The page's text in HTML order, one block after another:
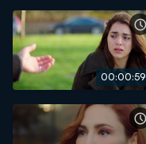
00:00:59